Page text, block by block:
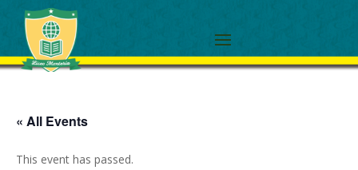
« All Events
This event has passed.